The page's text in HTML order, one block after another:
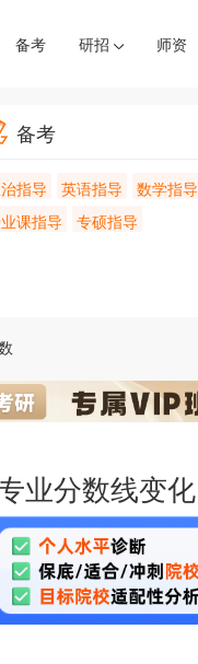
备考 研招 师资
备考
指导 英语指导
数学指导
课指导
专硕指导
业分数线变化